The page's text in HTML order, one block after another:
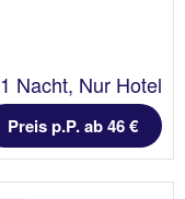
1 Nacht, Nur Hotel
Preis p.P. ab 46 €